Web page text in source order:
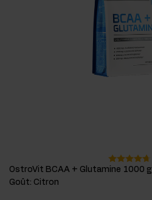
OstroVit BCAA + Glutamine 1000 g
Goût: Citron